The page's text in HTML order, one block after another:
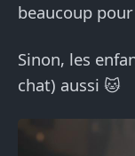
beaucoup
Sinon, les
chat) aussi 🐱